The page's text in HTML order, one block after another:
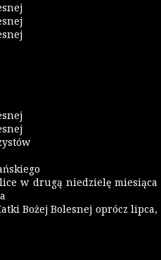
w drugą niedzielę miesiąca
Bożej Bolesnej oprócz lipca,